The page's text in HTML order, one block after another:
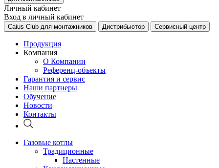
Личный кабинет
Вход в личный кабинет
Caius Club для монтажников Дистрибьютор Сервисный центр
Продукция
Компания
О Компании
Референц-объекты
Гарантия и сервис
Наши партнеры
Обучение
Новости
Контакты
Газовые котлы
Традиционные
Настенные